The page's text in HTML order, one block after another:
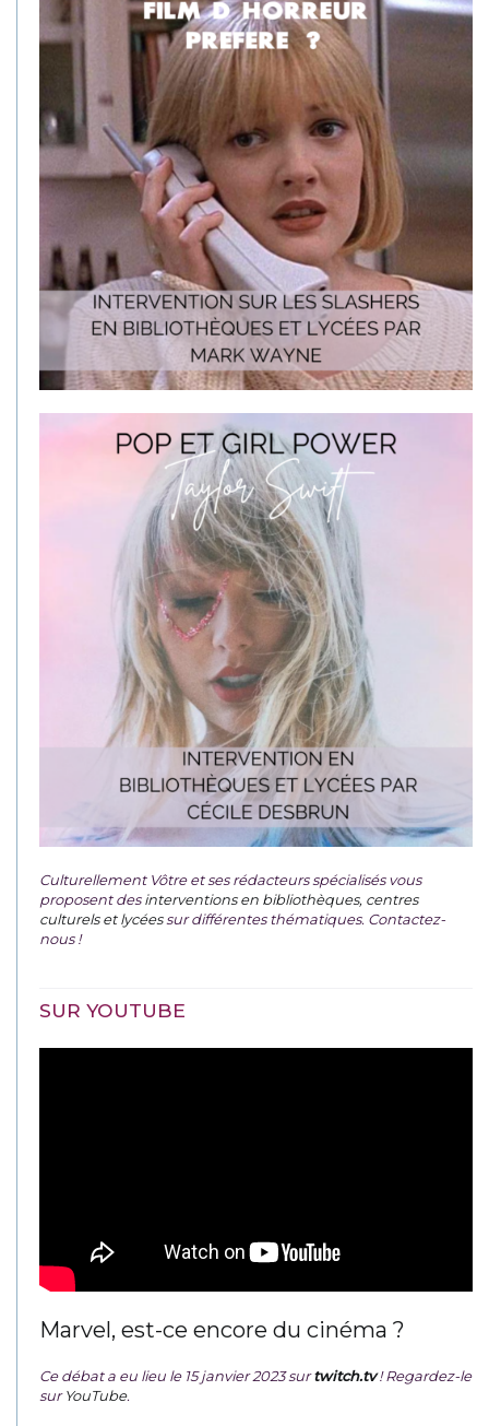
Culturellement Vôtre et ses rédacteurs spécialisés vous
proposent desinterventions en bibliothèques, centres
culturels et lycéessur différentes thématiques. Contactez-
nous !
SUR YOUTUBE
Marvel, est-ce encore du cinéma ?
Ce débat a eu lieu le 15 janvier 2023 surtwitch.tv ! Regardez-le
surYouTube.